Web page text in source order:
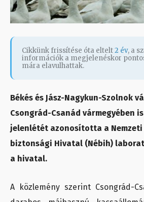
Cikkünk frissítése óta eltelt2 év, a
információk a megjelenéskor
mára elavulhattak.
Békés és Jász-Nagykun-Szolnok
Csongrád-Csanád vármegyében
jelenlétét azonosította a Nemzeti
biztonsági Hivatal (Nébih)
a hivatal.
A közlemény szerint Csongrád-